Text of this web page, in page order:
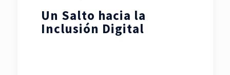
Un Salto hacia la
Inclusión Digital